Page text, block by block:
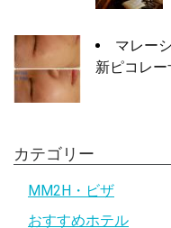
マレー
新ピコレ
カテゴリー
MM2H・ビザ
おすすめホテル